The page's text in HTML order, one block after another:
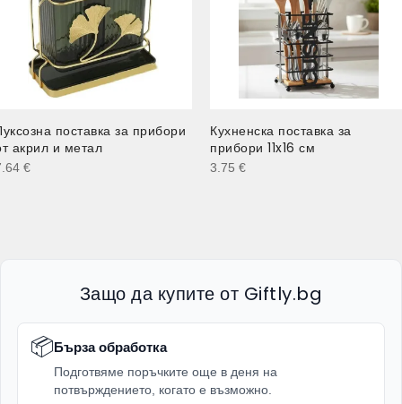
поставка за прибори
акрил и метал
€
Кухненска поставка за
прибори 11x16 см
3.75 €
Защо да купите от Giftly.bg
📦Бърза обработка
Подготвяме поръчките още в деня на
потвърждението, когато е възможно.